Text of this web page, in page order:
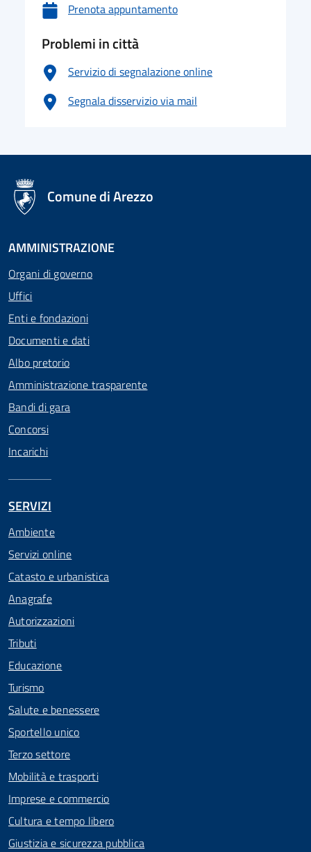
Prenota appuntamento
Problemi in città
Servizio di segnalazione online
Segnala disservizio via mail
logo Unione Europea
Comune di Arezzo
AMMINISTRAZIONE
Organi di governo
Uffici
Enti e fondazioni
Documenti e dati
Albo pretorio
Amministrazione trasparente
Bandi di gara
Concorsi
Incarichi
SERVIZI
Ambiente
Servizi online
Catasto e urbanistica
Anagrafe
Autorizzazioni
Tributi
Educazione
Turismo
Salute e benessere
Sportello unico
Terzo settore
Mobilità e trasporti
Imprese e commercio
Cultura e tempo libero
Giustizia e sicurezza pubblica